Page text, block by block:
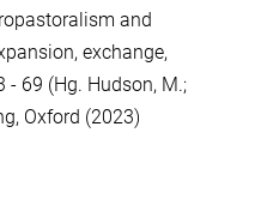
and
exchange,
- 69 (Hg. Hudson, M.;
Oxford (2023)